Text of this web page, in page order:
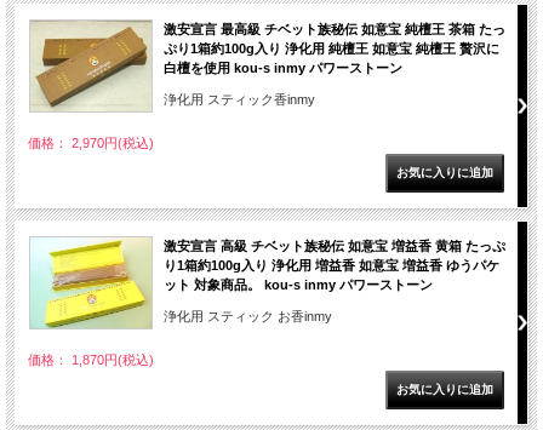
激安宣言 最高級 チベット族秘伝 如意宝 純檀王 茶箱 たっ
ぷり1箱約100g入り 浄化用 純檀王 如意宝 純檀王 贅沢に
白檀を使用 kou-s inmy パワーストーン
浄化用 スティック香inmy
価格： 2,970円(税込)
激安宣言 高級 チベット族秘伝 如意宝 増益香 黄箱 たっぷ
り1箱約100g入り 浄化用 増益香 如意宝 増益香 ゆうパケ
ット 対象商品。 kou-s inmy パワーストーン
浄化用 スティック お香inmy
価格： 1,870円(税込)